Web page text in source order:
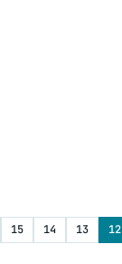
15 14 13
12